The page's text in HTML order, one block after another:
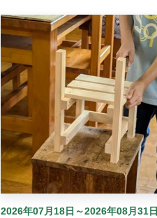
2026年07月18日～2026年08月31日